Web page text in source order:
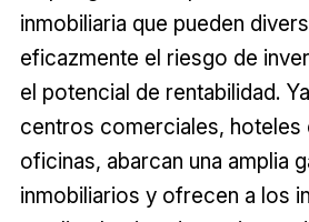
inmobiliaria que pueden
eficazmente el riesgo de
el potencial de rentabilidad.
centros comerciales,
oficinas, abarcan una amplia
inmobiliarios y ofrecen a los